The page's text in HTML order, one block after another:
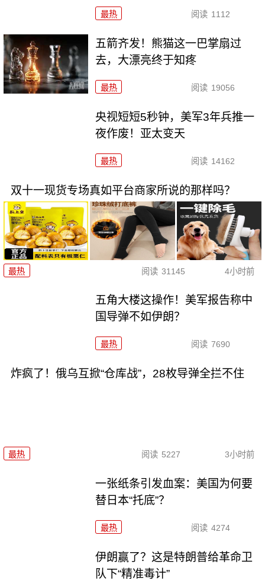
最热 阅读 1112
五箭齐发！熊猫这一巴掌扇过
去，大漂亮终于知疼
最热 阅读 19056
央视短短5秒钟，美军3年兵推一
夜作废！亚太变天
最热 阅读 14162
双十一现货专场真如平台商家所说的那样吗？
最热 阅读 31145 4小时前
五角大楼这操作！美军报告称中
国导弹不如伊朗？
最热 阅读 7690
炸疯了！俄乌互掀“仓库战”，28枚导弹全拦不住
最热 阅读 5227 3小时前
一张纸条引发血案：美国为何要
替日本“托底”？
最热 阅读 4274
伊朗赢了？这是特朗普给革命卫
队下“精准毒计”